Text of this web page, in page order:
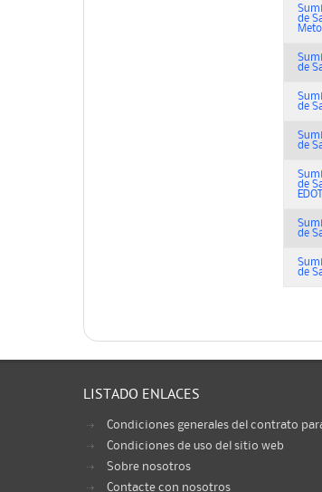
de
de
de
de
de
de
de
LISTADO ENLACES
Condiciones generales del contrato
Condiciones de uso del sitio web
Sobre nosotros
Contacte con nosotros